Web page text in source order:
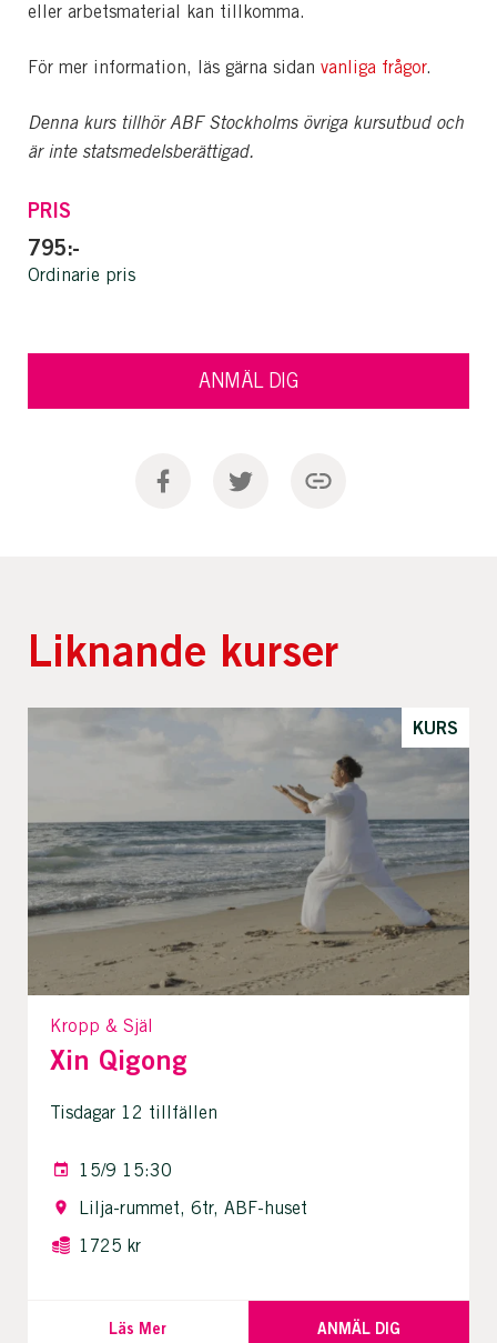
eller arbetsmaterial kan tillkomma.
För mer information, läs gärna sidan vanliga frågor.
Denna kurs tillhör ABF Stockholms övriga kursutbud och
är inte statsmedelsberättigad.
PRIS
795:-
Ordinarie pris
ANMÄL DIG
Liknande kurser
KURS
Kropp & Själ
Xin Qigong
Tisdagar 12 tillfällen
15/9 15:30
Lilja-rummet, 6tr, ABF-huset
1725 kr
Läs Mer ANMÄL DIG